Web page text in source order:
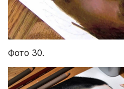
Фото 30.